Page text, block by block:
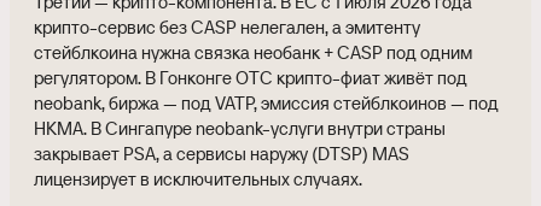
крипто-сервис без CASP нелегален, а эмитенту
стейблкоина нужна связка необанк + CASP под одним
регулятором. В Гонконге OTC крипто-фиат живёт под
neobank, биржа — под VATP, эмиссия стейблкоинов — под
HKMA. В Сингапуре neobank-услуги внутри страны
закрывает PSA, а сервисы наружу (DTSP) MAS
лицензирует в исключительных случаях.